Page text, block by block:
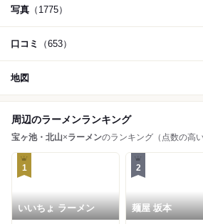
写真 （1775）
口コミ （653）
地図
周辺のラーメンランキング
宝ヶ池・北山×ラーメンのランキング（点数の高
1
いいちょ ラーメン
2
麺屋 坂本